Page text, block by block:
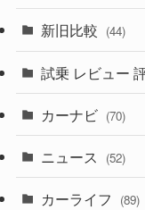
(194)
(230)
(253)
(84)
(50)
(43)
(6)
(58)
(28)
(27)
(3)
(3)
(5)
(1)
新旧比較 (44)
試乗 レビュー
カーナビ (70)
ニュース (52)
カーライフ (89)